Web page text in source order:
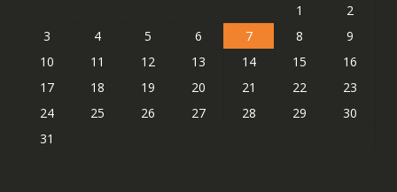
1
2
3
4 5 6 7 8
9
10
11 12 13 14 15
16
17
18 19 20 21 22
23
24
25 26 27 28 29
30
31